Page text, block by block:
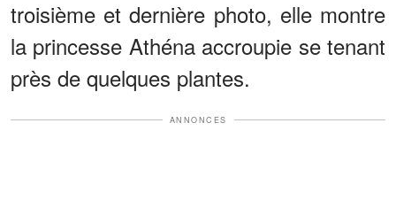
troisième et dernière photo, elle montre
la princesse Athéna accroupie se tenant
près de quelques plantes.
ANNONCES